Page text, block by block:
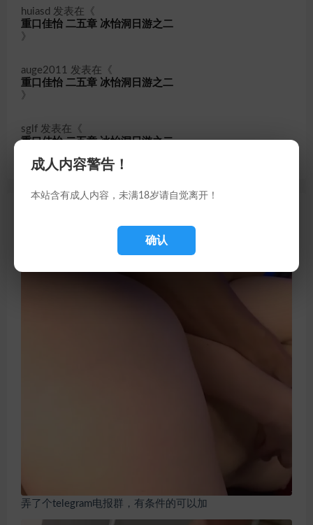
成人内容警告！
本站含有成人内容，未满18岁请自觉离开！
确认
huiasd 发表在《
重口佳怡 二五章 冰怡洞日游之二
》
auge2011 发表在《
重口佳怡 二五章 冰怡洞日游之二
》
sglf 发表在《
重口佳怡 二五章 冰怡洞日游之二
弄了个telegram电报群，有条件的可以加